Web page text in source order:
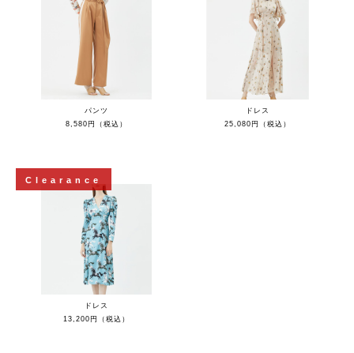
パンツ
8,580円（税込）
ドレス
25,080円（税込）
Clearance
ドレス
13,200円（税込）